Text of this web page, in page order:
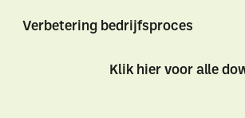
Verbetering bedrijfsproces
Klik hier voor alle